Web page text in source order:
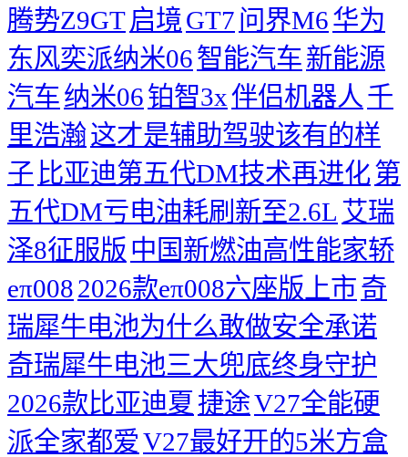
腾势Z9GT启境GT7 问界M6华为
东风奕派纳米06智能汽车新能源
汽车纳米06铂智3x伴侣机器人 千
里浩瀚这才是辅助驾驶该有的样
子 比亚迪第五代DM技术再进化第
五代DM亏电油耗刷新至2.6L 艾瑞
泽8征服版 中国新燃油高性能家轿
eπ0082026款eπ008六座版上市奇
瑞犀牛电池为什么敢做安全承诺
奇瑞犀牛电池三大兜底终身守护
2026款比亚迪夏 捷途V27全能硬
派全家都爱V27最好开的5米方盒